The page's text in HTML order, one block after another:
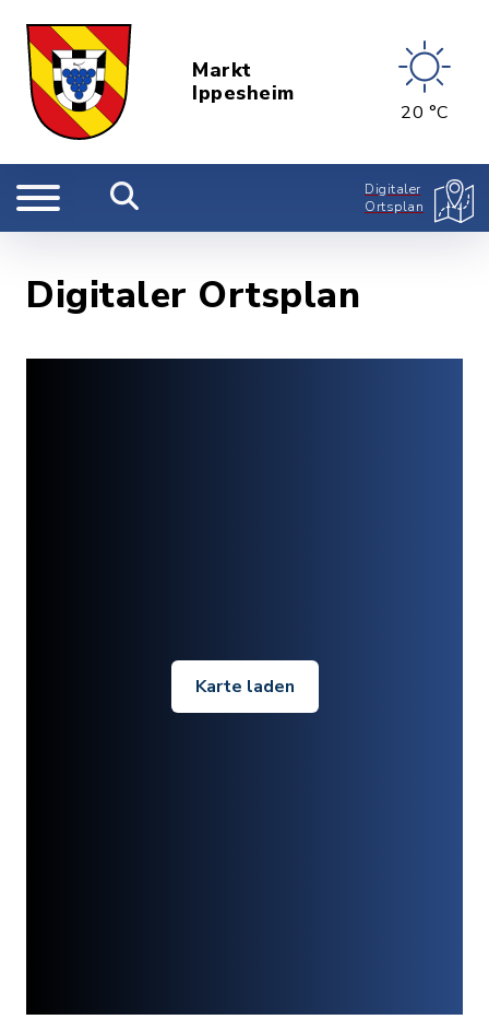
Markt
Ippesheim
20 °C
Digitaler
Ortsplan
Digitaler Ortsplan
Karte laden